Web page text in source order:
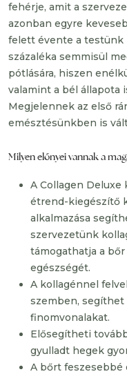
fehérje, amit a
azonban egyre
felett évente a testünk
százaléka semmisül
pótlására, hiszen
valamint a bél állapota
Megjelennek az első
emésztésünkben is
Milyen előnyei vannak a
A Collagen Deluxe
étrend-kiegészítő
alkalmazása
szervezetünk
támogathatja a
egészségét.
A kollagénnel
szemben, segíthet
finomvonalakat.
Elősegítheti
gyulladt hegek
A bőrt feszesebbé